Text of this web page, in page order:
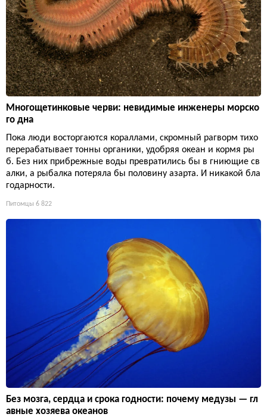
Многощетинковые черви: невидимые инженеры морско
го дна
Пока люди восторгаются кораллами, скромный рагворм тихо
перерабатывает тонны органики, удобряя океан и кормя ры
б. Без них прибрежные воды превратились бы в гниющие св
алки, а рыбалка потеряла бы половину азарта. И никакой бла
годарности.
Питомцы 6 822
Без мозга, сердца и срока годности: почему медузы — гл
авные хозяева океанов